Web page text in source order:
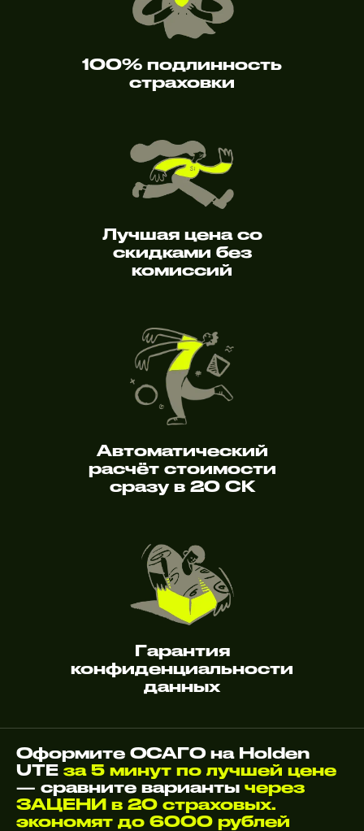
100% подлинность
страховки
Лучшая цена со
скидками без
комиссий
Автоматический
расчёт стоимости
сразу в 20 СК
Гарантия
конфиденциальности
данных
Оформите ОСАГО на Holden
UTE за 5 минут по лучшей цене
— сравните варианты через
ЗАЦЕНИ в 20 страховых.
экономят до 6000 рублей